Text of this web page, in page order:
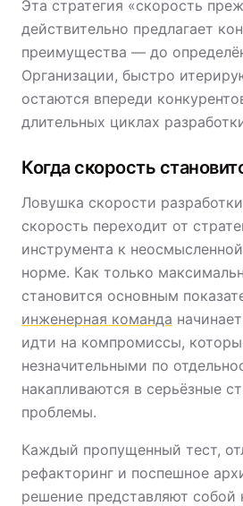
Эта стратегия «скорость
действительно предлагает
преимущества — до
Организации, быстро
остаются впереди
длительных циклах
Когда скорость
Ловушка скорости
скорость переходит от
инструмента к
норме. Как только
становится основным
инженерная команда
идти на компромиссы,
незначительными по
накапливаются в серьёзные
проблемы.
Каждый пропущенный тест,
рефакторинг и поспешное
решение представляют собой